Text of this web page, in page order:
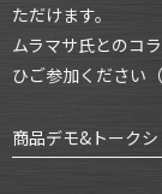
ただけます。
ムラマサ氏とのコ
ひご参加ください
商品デモ&トーク